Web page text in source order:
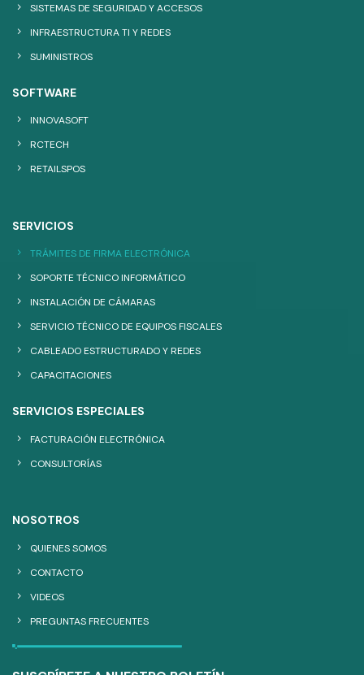
SISTEMAS DE SEGURIDAD Y ACCESOS
INFRAESTRUCTURA TI Y REDES
SUMINISTROS
SOFTWARE
INNOVASOFT
RCTECH
RETAILSPOS
SERVICIOS
TRÁMITES DE FIRMA ELECTRÓNICA
SOPORTE TÉCNICO INFORMÁTICO
INSTALACIÓN DE CÁMARAS
SERVICIO TÉCNICO DE EQUIPOS FISCALES
CABLEADO ESTRUCTURADO Y REDES
CAPACITACIONES
SERVICIOS ESPECIALES
FACTURACIÓN ELECTRÓNICA
CONSULTORÍAS
NOSOTROS
QUIENES SOMOS
CONTACTO
VIDEOS
PREGUNTAS FRECUENTES